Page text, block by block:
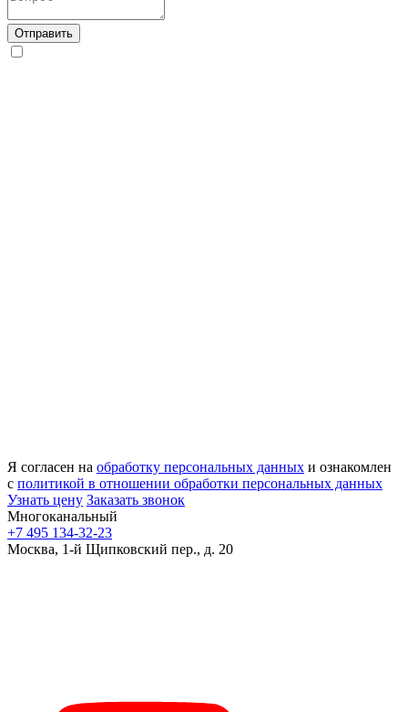
Отправить
Я согласен на обработку персональных данных и ознакомлен
с политикой в отношении обработки персональных данных
Узнать цену Заказать звонок
Многоканальный
+7 495 134-32-23
Москва, 1-й Щипковский пер., д. 20